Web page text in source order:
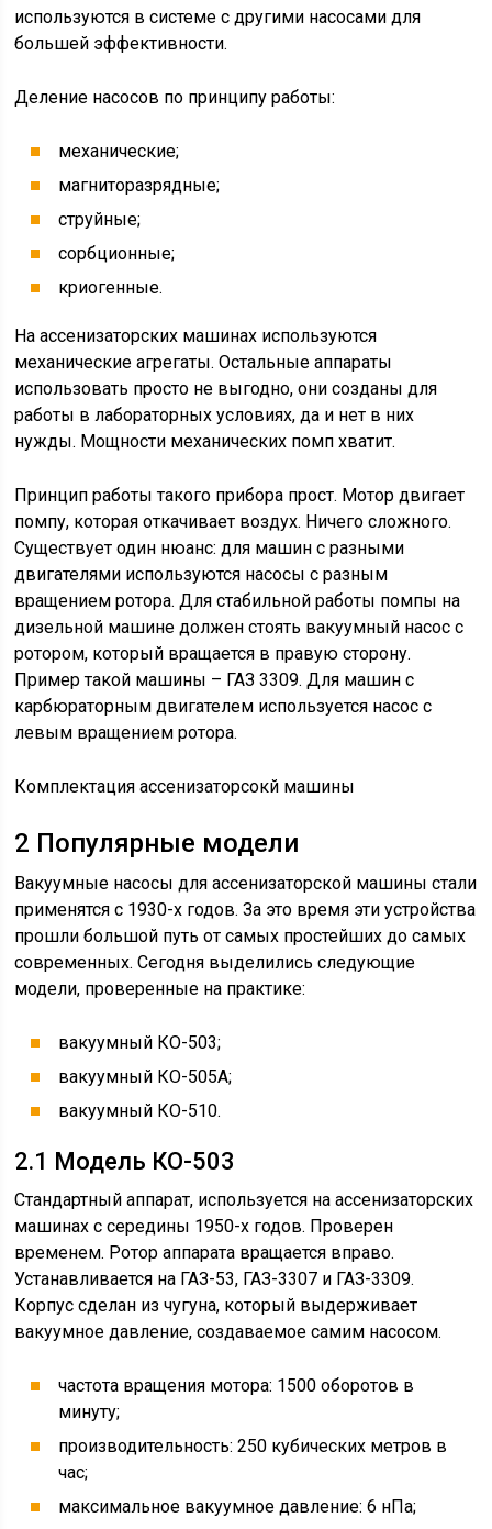
используются в системе с другими насосами для
большей эффективности.
Деление насосов по принципу работы:
механические;
магниторазрядные;
струйные;
сорбционные;
криогенные.
На ассенизаторских машинах используются
механические агрегаты. Остальные аппараты
использовать просто не выгодно, они созданы для
работы в лабораторных условиях, да и нет в них
нужды. Мощности механических помп хватит.
Принцип работы такого прибора прост. Мотор двигает
помпу, которая откачивает воздух. Ничего сложного.
Существует один нюанс: для машин с разными
двигателями используются насосы с разным
вращением ротора. Для стабильной работы помпы на
дизельной машине должен стоять вакуумный насос с
ротором, который вращается в правую сторону.
Пример такой машины – ГАЗ 3309. Для машин с
карбюраторным двигателем используется насос с
левым вращением ротора.
Комплектация ассенизаторсокй машины
2 Популярные модели
Вакуумные насосы для ассенизаторской машины стали
применятся с 1930-х годов. За это время эти устройства
прошли большой путь от самых простейших до самых
современных. Сегодня выделились следующие
модели, проверенные на практике:
вакуумный КО-503;
вакуумный КО-505А;
вакуумный КО-510.
2.1 Модель КО-503
Стандартный аппарат, используется на ассенизаторских
машинах с середины 1950-х годов. Проверен
временем. Ротор аппарата вращается вправо.
Устанавливается на ГАЗ-53, ГАЗ-3307 и ГАЗ-3309.
Корпус сделан из чугуна, который выдерживает
вакуумное давление, создаваемое самим насосом.
частота вращения мотора: 1500 оборотов в
минуту;
производительность: 250 кубических метров в
час;
максимальное вакуумное давление: 6 нПа;